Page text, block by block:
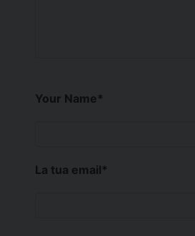
Your Name*
La tua email*